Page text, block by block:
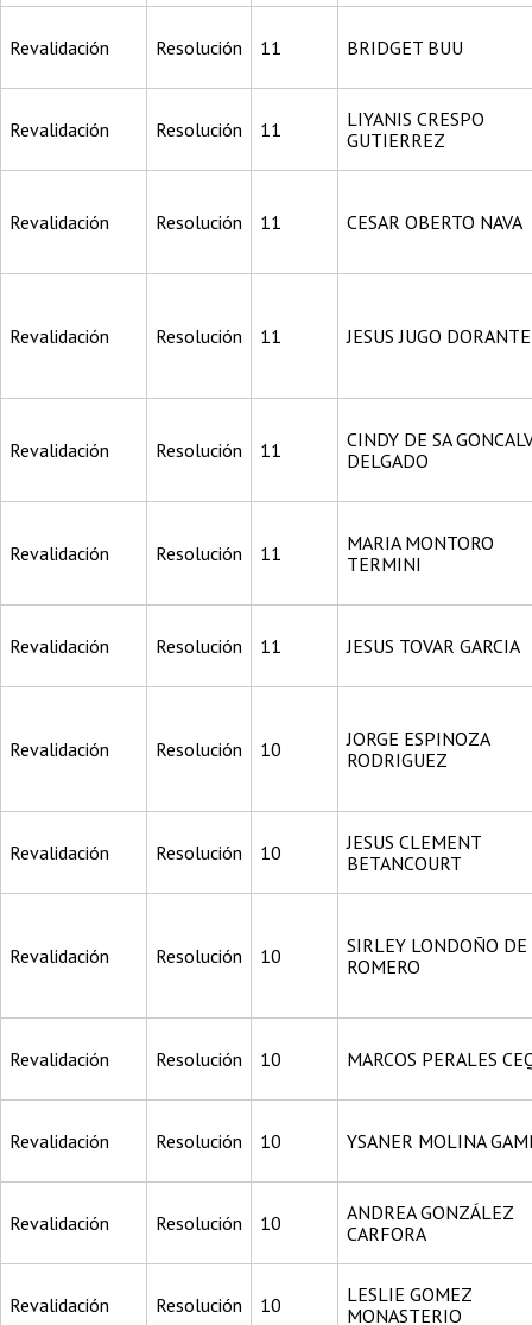
Revalidación Resolución 11 BRIDGET BUU
Revalidación Resolución 11
LIYANIS CRESPO
GUTIERREZ
Revalidación Resolución 11 CESAR OBERTO NAVA
Revalidación Resolución 11 JESUS JUGO DORANTE
Revalidación Resolución 11
CINDY DE SA
DELGADO
Revalidación Resolución 11
MARIA MONTORO
TERMINI
Revalidación Resolución 11 JESUS TOVAR GARCIA
Revalidación Resolución 10
JORGE ESPINOZA
RODRIGUEZ
Revalidación Resolución 10
JESUS CLEMENT
BETANCOURT
Revalidación Resolución 10
SIRLEY LONDOÑO DE
ROMERO
Revalidación Resolución 10 MARCOS PERALES
Revalidación Resolución 10 YSANER MOLINA
Revalidación Resolución 10
ANDREA GONZÁLEZ
CARFORA
Revalidación Resolución 10
LESLIE GOMEZ
MONASTERIO